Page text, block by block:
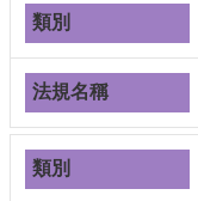
務
發
展
規
劃
委
員
會